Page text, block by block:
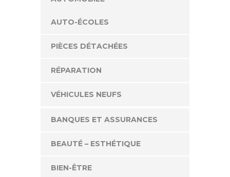
AUTO-ÉCOLES
PIÈCES DÉTACHÉES
RÉPARATION
VÉHICULES NEUFS
BANQUES ET ASSURANCES
BEAUTÉ – ESTHÉTIQUE
BIEN-ÊTRE